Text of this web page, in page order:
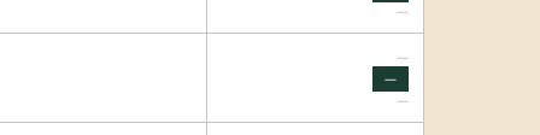
—
—
—
—